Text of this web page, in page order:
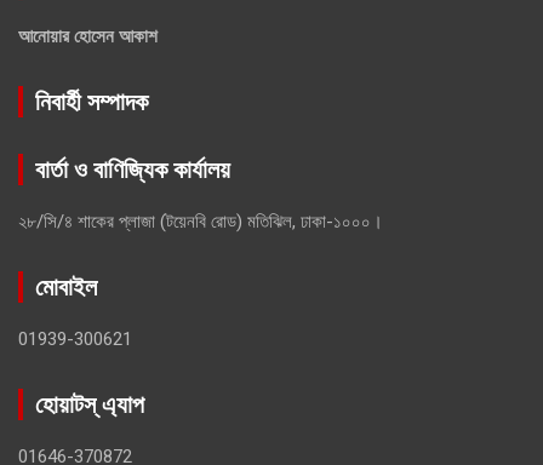
আনোয়ার হোসেন আকাশ
নিবার্হী সম্পাদক
বার্তা ও বাণিজ্যিক কার্যালয়
২৮/সি/৪ শাকের প্লাজা (টয়েনবি রোড) মতিঝিল, ঢাকা-১০০০।
মোবাইল
01939-300621
হোয়াটস্ এ্যাপ
01646-370872